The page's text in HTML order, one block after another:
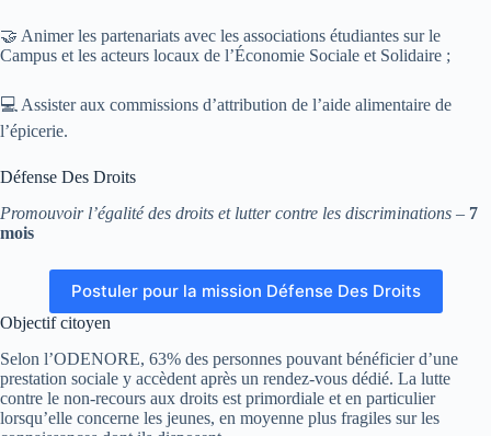
🤝 Animer les partenariats avec les associations étudiantes sur le
Campus et les acteurs locaux de l’Économie Sociale et Solidaire ;
💻 Assister aux commissions d’attribution de l’aide alimentaire de
l’épicerie.
Défense Des Droits
Promouvoir l’égalité des droits et lutter contre les discriminations – 7
mois
Postuler pour la mission Défense Des Droits
Objectif citoyen
Selon l’ODENORE, 63% des personnes pouvant bénéficier d’une
prestation sociale y accèdent après un rendez-vous dédié. La lutte
contre le non-recours aux droits est primordiale et en particulier
lorsqu’elle concerne les jeunes, en moyenne plus fragiles sur les